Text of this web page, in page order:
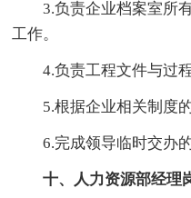
3.负责企业档案室所有
工作。
4.负责工程文件与过程
5.根据企业相关制度的
6.完成领导临时交办的
十、人力资源部经理